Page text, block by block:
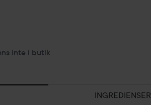
inte i butik
INGREDIENSER